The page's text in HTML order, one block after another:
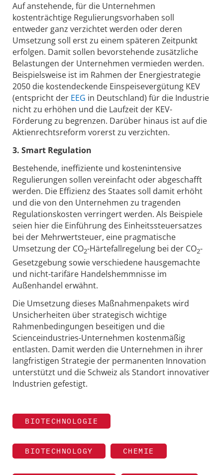
Auf anstehende, für die Unternehmen
kostenträchtige Regulierungsvorhaben soll
entweder ganz verzichtet werden oder deren
Umsetzung soll erst zu einem späteren Zeitpunkt
erfolgen. Damit sollen bevorstehende zusätzliche
Belastungen der Unternehmen vermieden werden.
Beispielsweise ist im Rahmen der Energiestrategie
2050 die kostendeckende Einspeisevergütung KEV
(entspricht der EEG in Deutschland) für die Industrie
nicht zu erhöhen und die Laufzeit der KEV-
Förderung zu begrenzen. Darüber hinaus ist auf die
Aktienrechtsreform vorerst zu verzichten.
3. Smart Regulation
Bestehende, ineffiziente und kostenintensive
Regulierungen sollen vereinfacht oder abgeschafft
werden. Die Effizienz des Staates soll damit erhöht
und die von den Unternehmen zu tragenden
Regulationskosten verringert werden. Als Beispiele
seien hier die Einführung des Einheitssteuersatzes
bei der Mehrwertsteuer, eine pragmatische
Umsetzung der CO2-Härtefallregelung bei der CO2-
Gesetzgebung sowie verschiedene hausgemachte
und nicht-tarifäre Handelshemmnisse im
Außenhandel erwähnt.
Die Umsetzung dieses Maßnahmenpakets wird
Unsicherheiten über strategisch wichtige
Rahmenbedingungen beseitigen und die
Scienceindustries-Unternehmen kostenmäßig
entlasten. Damit werden die Unternehmen in ihrer
langfristigen Strategie der permanenten Innovation
unterstützt und die Schweiz als Standort innovativer
Industrien gefestigt.
BIOTECHNOLOGIE
BIOTECHNOLOGY CHEMIE